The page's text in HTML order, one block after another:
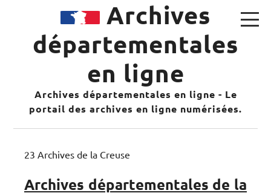
Archives
départementales
en ligne
Archives départementales en ligne - Le
portail des archives en ligne numérisées.
23 Archives de la Creuse
Archives départementales de la